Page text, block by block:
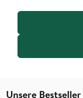
Unsere Bestseller